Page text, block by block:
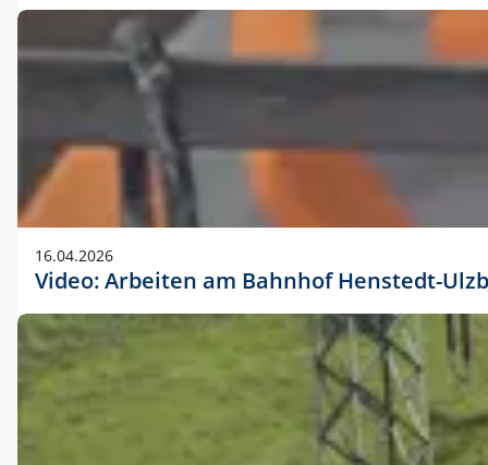
16.04.2026
Video: Arbeiten am Bahnhof Henstedt-